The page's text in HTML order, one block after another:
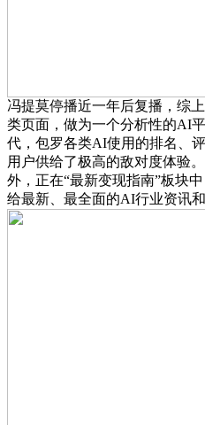
冯提莫停播近一年后复播，综
类页面，做为一个分析性的AI
代，包罗各类AI使用的排名、
用户供给了极高的敌对度体验
外，正在“最新变现指南”板块
给最新、最全面的AI行业资讯